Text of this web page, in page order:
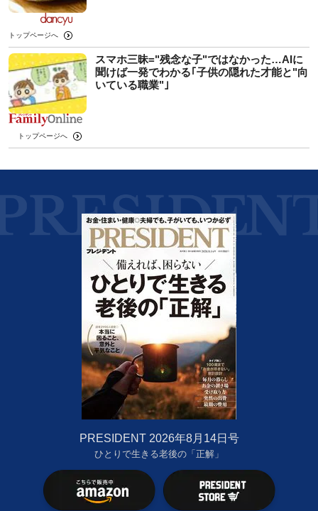
トップページへ
スマホ三昧="残念な子"ではなかった…AIに
聞けば一発でわかる｢子供の隠れた才能と"向
いている職業"｣
トップページへ
PRESIDENT 2026年8月14日号
ひとりで生きる老後の「正解」